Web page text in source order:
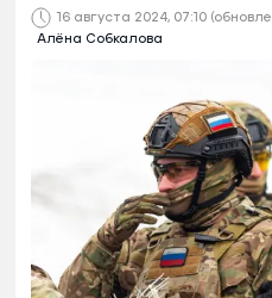
16 августа 2024, 07:10
Алёна Собкалова